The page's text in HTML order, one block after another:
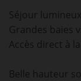
Séjour lumineux
Grandes baies
Accès direct à
Belle hauteur